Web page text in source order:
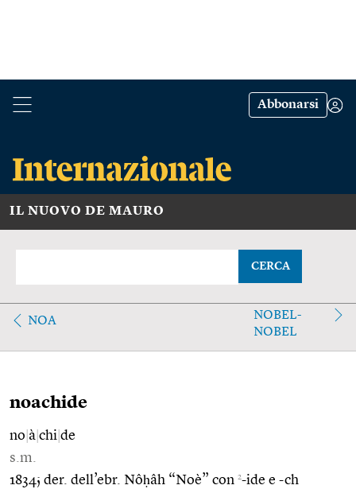
Abbonarsi
IL NUOVO DE MAURO
CERCA
NOA
NOBEL-
NOBEL
noachide
no à chi de
s.m.
1834; der. dell’ebr. Nôḥâh “Noè” con 2-ide e -ch